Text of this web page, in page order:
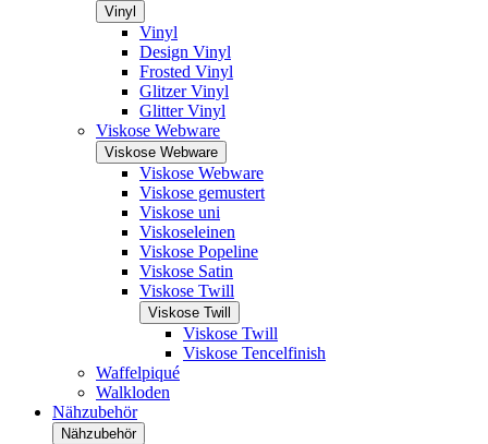
Vinyl
Vinyl
Design Vinyl
Frosted Vinyl
Glitzer Vinyl
Glitter Vinyl
Viskose Webware
Viskose Webware
Viskose Webware
Viskose gemustert
Viskose uni
Viskoseleinen
Viskose Popeline
Viskose Satin
Viskose Twill
Viskose Twill
Viskose Twill
Viskose Tencelfinish
Waffelpiqué
Walkloden
Nähzubehör
Nähzubehör